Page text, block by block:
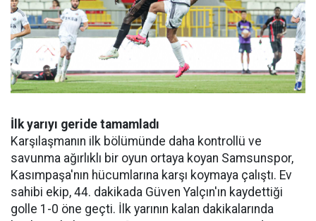
İlk yarıyı geride tamamladı
Karşılaşmanın ilk bölümünde daha kontrollü ve
savunma ağırlıklı bir oyun ortaya koyan Samsunspor,
Kasımpaşa'nın hücumlarına karşı koymaya çalıştı. Ev
sahibi ekip, 44. dakikada Güven Yalçın'ın kaydettiği
golle 1-0 öne geçti. İlk yarının kalan dakikalarında